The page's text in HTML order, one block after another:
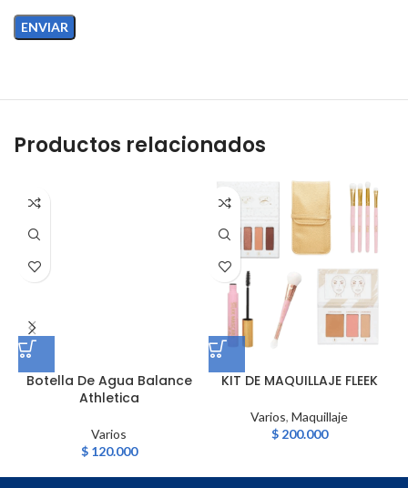
Productos relacionados
Botella De Agua Balance
Athletica
Varios
$120.000
KIT DE MAQUILLAJE FLEEK
Varios, Maquillaje
$200.000